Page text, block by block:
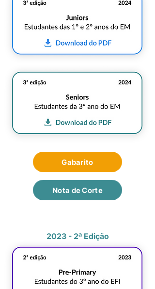
Gabarito
Nota de Corte
2023 - 2ª Edição